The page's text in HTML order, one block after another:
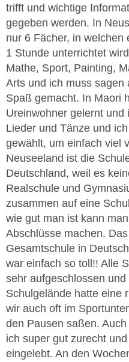
trifft und wichtige
gegeben werden. In
nur 6 Fächer, in welchen
1 Stunde unterrichtet
Mathe, Sport, Painting,
Arts und ich muss sagen
Spaß gemacht. In Maori
Ureinwohner gelernt und
Lieder und Tänze und
gewählt, um einfach viel
Neuseeland ist die
Deutschland, weil es
Realschule und
zusammen auf eine
wie gut man ist kann
Abschlüsse machen.
Gesamtschule in
war einfach so toll!! Alle
sehr aufgeschlossen
Schulgelände hatte eine
wir auch oft im
den Pausen saßen.
ich super gut zurecht
eingelebt. An den